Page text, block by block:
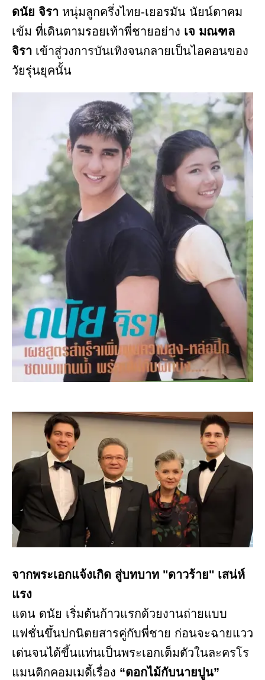
ดนัย จิรา หนุ่มลูกครึ่งไทย-เยอรมัน นัยน์ตาคม
เข้ม ที่เดินตามรอยเท้าพี่ชายอย่าง เจ มณฑล
จิรา เข้าสู่วงการบันเทิงจนกลายเป็นไอคอนของ
วัยรุ่นยุคนั้น
จากพระเอกแจ้งเกิด สู่บทบาท "ดาวร้าย" เสน่ห์
แรง
แดน ดนัย เริ่มต้นก้าวแรกด้วยงานถ่ายแบบ
แฟชั่นขึ้นปกนิตยสารคู่กับพี่ชาย ก่อนจะฉายแวว
เด่นจนได้ขึ้นแท่นเป็นพระเอกเต็มตัวในละครโร
แมนติกคอมเมดี้เรื่อง “ดอกไม้กับนายปูน”